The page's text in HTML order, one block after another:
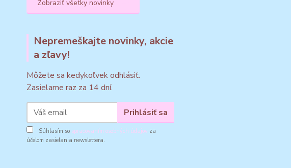
Zobraziť všetky novinky
Nepremeškajte novinky, akcie
a zľavy!
Môžete sa kedykoľvek odhlásiť.
Zasielame raz za 14 dní.
Prihlásiť sa
Súhlasím so spracovaním osobných údajov za
účelom zasielania newslettera.